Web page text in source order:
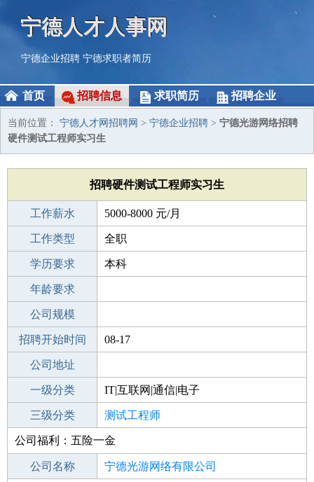
宁德人才人事网
宁德企业招聘 宁德求职者简历
首页 招聘信息 求职简历 招聘企业
当前位置： 宁德人才网招聘网 > 宁德企业招聘 > 宁德光游网络招聘
硬件测试工程师实习生
招聘硬件测试工程师实习生
工作薪水 5000-8000 元/月
招聘人数 1人
工作类型 全职
性别要求 -
学历要求 本科
工作经验
年龄要求
工作地点
公司规模
公司电话
招聘开始时间 08-17
招聘结束时间
公司地址
一级分类 IT|互联网|通信|电子
二级分类 技术开发
三级分类 测试工程师
其他行业
公司福利：五险一金
公司名称 宁德光游网络有限公司